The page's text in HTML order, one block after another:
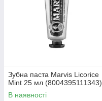
Зубна паста Marvis Licorice
Mint 25 мл (8004395111343)
В наявності